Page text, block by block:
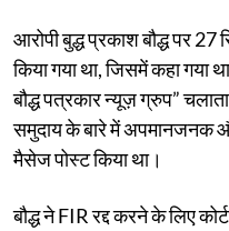
आरोपी बुद्ध प्रकाश बौद्ध पर
किया गया था, जिसमें कहा
बौद्ध पत्रकार न्यूज़ ग्रुप”
समुदाय के बारे में अपमानजनक
मैसेज पोस्ट किया था।
बौद्ध ने FIR रद्द करने के लिए